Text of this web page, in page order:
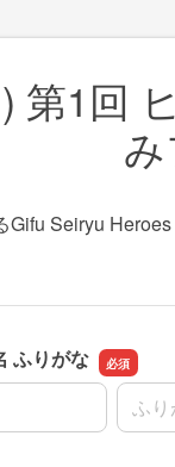
第1回
Gifu Seiryu
ふりがな
名前